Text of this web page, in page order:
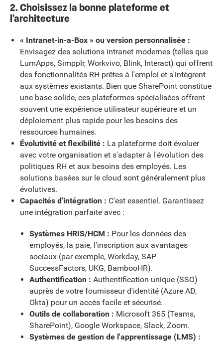
2. Choisissez la bonne plateforme et
l'architecture
« Intranet-in-a-Box » ou version personnalisée :
Envisagez des solutions intranet modernes (telles que
LumApps, Simpplr, Workvivo, Blink, Interact) qui offrent
des fonctionnalités RH prêtes à l'emploi et s'intègrent
aux systèmes existants. Bien que SharePoint constitue
une base solide, ces plateformes spécialisées offrent
souvent une expérience utilisateur supérieure et un
déploiement plus rapide pour les besoins des
ressources humaines.
Évolutivité et flexibilité : La plateforme doit évoluer
avec votre organisation et s'adapter à l'évolution des
politiques RH et aux besoins des employés. Les
solutions basées sur le cloud sont généralement plus
évolutives.
Capacités d'intégration : C'est essentiel. Garantissez
une intégration parfaite avec :
Systèmes HRIS/HCM : Pour les données des
employés, la paie, l'inscription aux avantages
sociaux (par exemple, Workday, SAP
SuccessFactors, UKG, BambooHR).
Authentification : Authentification unique (SSO)
auprès de votre fournisseur d'identité (Azure AD,
Okta) pour un accès facile et sécurisé.
Outils de collaboration : Microsoft 365 (Teams,
SharePoint), Google Workspace, Slack, Zoom.
Systèmes de gestion de l'apprentissage (LMS) :